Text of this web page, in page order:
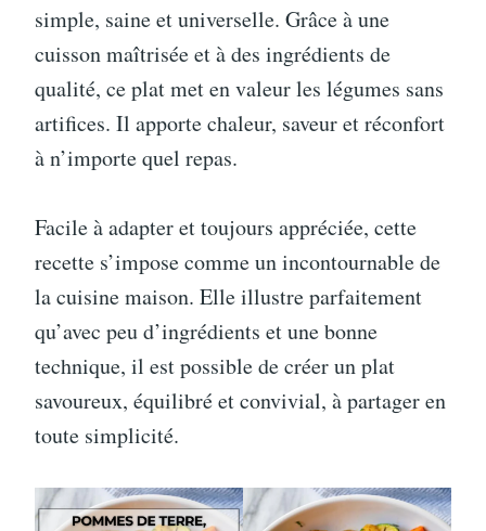
simple, saine et universelle. Grâce à une
cuisson maîtrisée et à des ingrédients de
qualité, ce plat met en valeur les légumes sans
artifices. Il apporte chaleur, saveur et réconfort
à n’importe quel repas.
Facile à adapter et toujours appréciée, cette
recette s’impose comme un incontournable de
la cuisine maison. Elle illustre parfaitement
qu’avec peu d’ingrédients et une bonne
technique, il est possible de créer un plat
savoureux, équilibré et convivial, à partager en
toute simplicité.